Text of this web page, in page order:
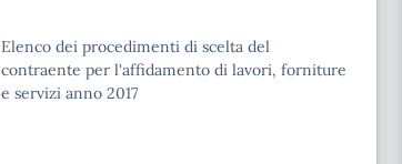
Elenco dei procedimenti di scelta del
contraente per l'affidamento di lavori, forniture
e servizi anno 2017